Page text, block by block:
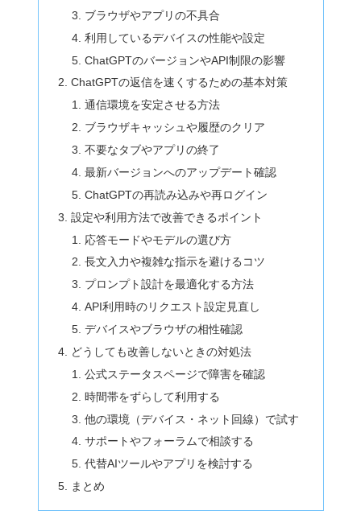
ブラウザやアプリの不具合
利用しているデバイスの性能や設定
ChatGPTのバージョンやAPI制限の影響
ChatGPTの返信を速くするための基本対策
通信環境を安定させる方法
ブラウザキャッシュや履歴のクリア
不要なタブやアプリの終了
最新バージョンへのアップデート確認
ChatGPTの再読み込みや再ログイン
設定や利用方法で改善できるポイント
応答モードやモデルの選び方
長文入力や複雑な指示を避けるコツ
プロンプト設計を最適化する方法
API利用時のリクエスト設定見直し
デバイスやブラウザの相性確認
どうしても改善しないときの対処法
公式ステータスページで障害を確認
時間帯をずらして利用する
他の環境（デバイス・ネット回線）で試す
サポートやフォーラムで相談する
代替AIツールやアプリを検討する
まとめ